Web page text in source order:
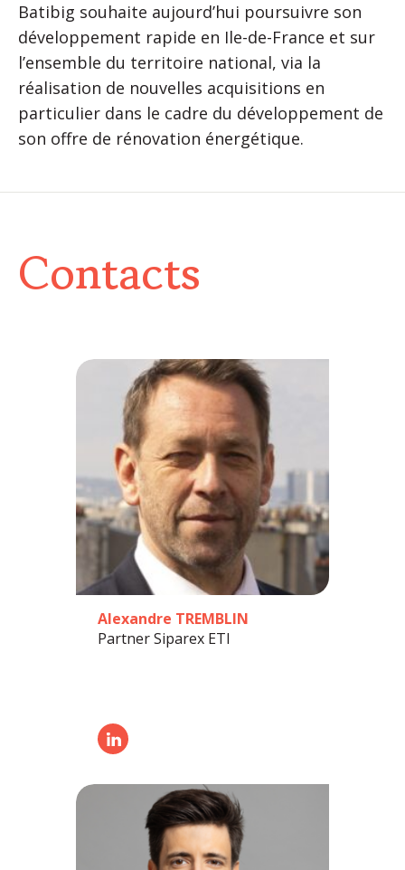
Batibig souhaite aujourd’hui poursuivre son
développement rapide en Ile-de-France et sur
l’ensemble du territoire national, via la
réalisation de nouvelles acquisitions en
particulier dans le cadre du développement de
son offre de rénovation énergétique.
Contacts
Alexandre TREMBLIN
Partner Siparex ETI